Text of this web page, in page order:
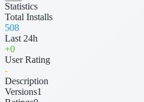
Statistics
Total Installs
508
Last 24h
+0
User Rating
-
Description
Versions1